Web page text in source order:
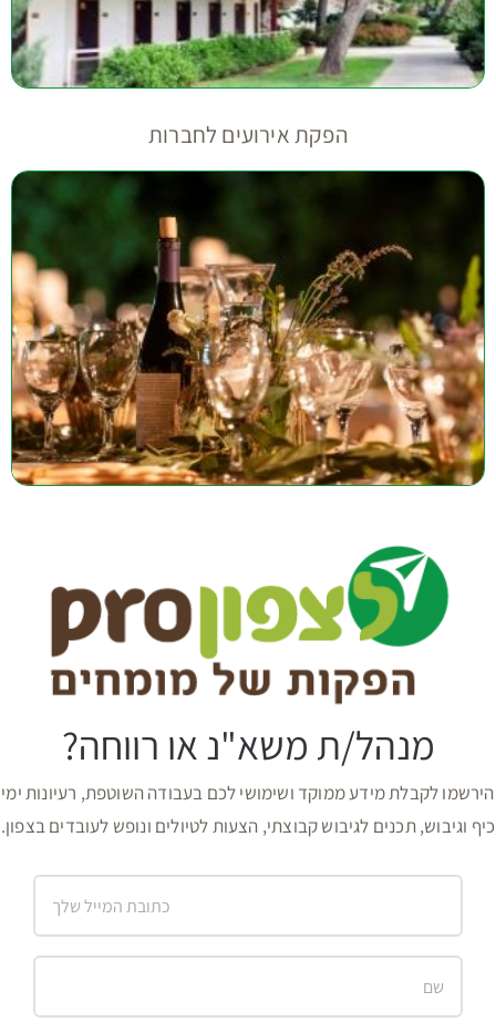
הפקת אירועים לחברות
מנהל/ת משא"נ או רווחה?
הירשמו לקבלת מידע ממוקד ושימושי לכם בעבודה השוטפת, רעיונות ימי
כיף וגיבוש, תכנים לגיבוש קבוצתי, הצעות לטיולים ונופש לעובדים בצפון.